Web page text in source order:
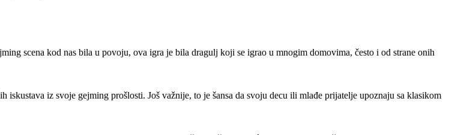
scena kod nas bila u povoju, ova igra je bila dragulj koji se igrao u mnogim domovima, često i od strane onih
iskustava iz svoje gejming prošlosti. Još važnije, to je šansa da svoju decu ili mlađe prijatelje upoznaju sa klasikom